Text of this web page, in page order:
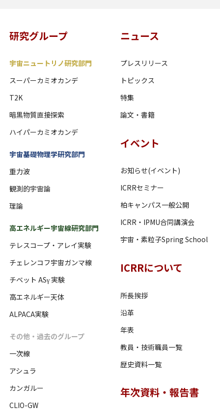
研究グループ
宇宙ニュートリノ研究部門
スーパーカミオカンデ
T2K
暗黒物質直接探索
ハイパーカミオカンデ
宇宙基礎物理学研究部門
重力波
観測的宇宙論
理論
高エネルギー宇宙線研究部門
テレスコープ・アレイ実験
チェレンコフ宇宙ガンマ線
チベット ASγ 実験
高エネルギー天体
ALPACA実験
その他・過去のグループ
一次線
アシュラ
カンガルー
CLIO-GW
ニュース
プレスリリース
トピックス
特集
論文・書籍
イベント
お知らせ(イベント)
ICRRセミナー
柏キャンパス一般公開
ICRR・IPMU合同講演会
宇宙・素粒子Spring School
ICRRについて
所長挨拶
沿革
年表
教員・技術職員一覧
歴史資料一覧
年次資料・報告書